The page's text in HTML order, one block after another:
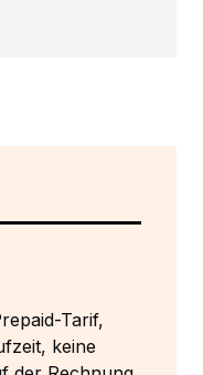
Tarif,
keine